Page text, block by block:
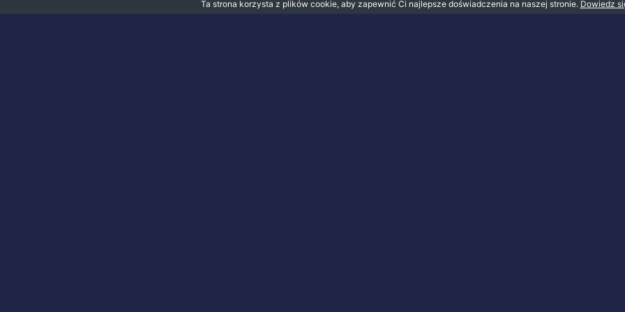
Ta strona korzysta z plików cookie, aby zapewnić Ci najlepsze doświadczenia na naszej stronie. Dowiedz